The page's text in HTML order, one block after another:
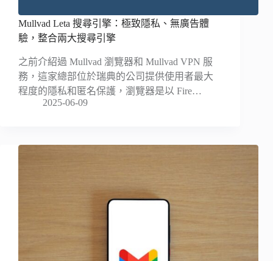
Mullvad Leta 搜尋引擎：極致隱私、無廣告體
驗，整合兩大搜尋引擎
之前介紹過 Mullvad 瀏覽器和 Mullvad VPN 服
務，這家總部位於瑞典的公司提供使用者最大
程度的隱私和匿名保護，瀏覽器是以 Fire…
2025-06-09